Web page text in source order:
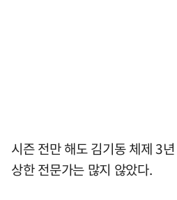
시즌 전만 해도 김기동 체제 3
상한 전문가는 많지 않았다.